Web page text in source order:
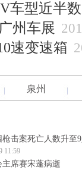
车型近半数
州车展
速变速箱
泉州
枪击案死亡人数升至
11:59
主席赛宋蓬病逝